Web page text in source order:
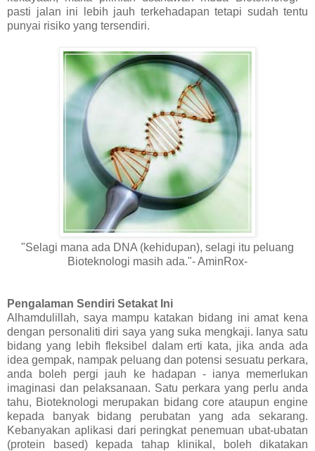
pasti jalan ini lebih jauh terkehadapan tetapi sudah tentu
punyai risiko yang tersendiri.
"Selagi mana ada DNA (kehidupan), selagi itu peluang
Bioteknologi masih ada."- AminRox-
Pengalaman Sendiri Setakat Ini
Alhamdulillah, saya mampu katakan bidang ini amat kena
dengan personaliti diri saya yang suka mengkaji. Ianya satu
bidang yang lebih fleksibel dalam erti kata, jika anda ada
idea gempak, nampak peluang dan potensi sesuatu perkara,
anda boleh pergi jauh ke hadapan - ianya memerlukan
imaginasi dan pelaksanaan. Satu perkara yang perlu anda
tahu, Bioteknologi merupakan bidang core ataupun engine
kepada banyak bidang perubatan yang ada sekarang.
Kebanyakan aplikasi dari peringkat penemuan ubat-ubatan
(protein based) kepada tahap klinikal, boleh dikatakan